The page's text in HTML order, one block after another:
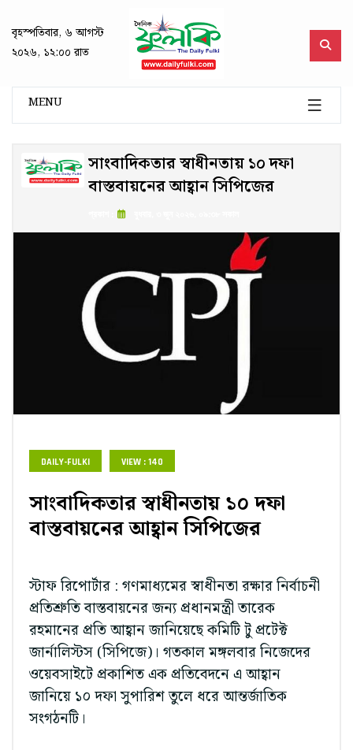
বৃহস্পতিবার, ৬ আগস্ট
২০২৬, ১২:০০ রাত
MENU
সাংবাদিকতার স্বাধীনতায় ১০ দফা
বাস্তবায়নের আহ্বান সিপিজের
DAILY-FULKI VIEW : 140
সাংবাদিকতার স্বাধীনতায় ১০ দফা
বাস্তবায়নের আহ্বান সিপিজের
স্টাফ রিপোর্টার : গণমাধ্যমের স্বাধীনতা রক্ষার নির্বাচনী
প্রতিশ্রুতি বাস্তবায়নের জন্য প্রধানমন্ত্রী তারেক
রহমানের প্রতি আহ্বান জানিয়েছে কমিটি টু প্রটেক্ট
জার্নালিস্টস (সিপিজে)। গতকাল মঙ্গলবার নিজেদের
ওয়েবসাইটে প্রকাশিত এক প্রতিবেদনে এ আহ্বান
জানিয়ে ১০ দফা সুপারিশ তুলে ধরে আন্তর্জাতিক
সংগঠনটি।